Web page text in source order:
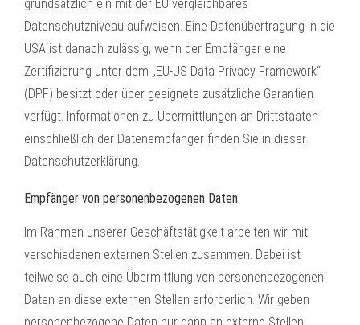
grundsätzlich ein mit der EU vergleichbares
Datenschutzniveau aufweisen. Eine Datenübertragung in die
USA ist danach zulässig, wenn der Empfänger eine
Zertifizierung unter dem „EU-US Data Privacy Framework“
(DPF) besitzt oder über geeignete zusätzliche Garantien
verfügt. Informationen zu Übermittlungen an Drittstaaten
einschließlich der Datenempfänger finden Sie in dieser
Datenschutzerklärung.
Empfänger von personenbezogenen Daten
Im Rahmen unserer Geschäftstätigkeit arbeiten wir mit
verschiedenen externen Stellen zusammen. Dabei ist
teilweise auch eine Übermittlung von personenbezogenen
Daten an diese externen Stellen erforderlich. Wir geben
personenbezogene Daten nur dann an externe Stellen